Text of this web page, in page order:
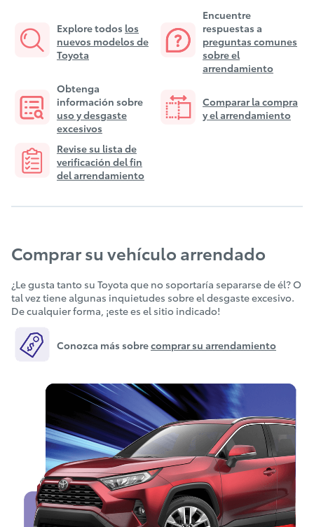
Explore todos los
nuevos modelos de
Toyota
Encuentre
respuestas a
preguntas comunes
sobre el
arrendamiento
Obtenga
información sobre
uso y desgaste
excesivos
Comparar la compra
y el arrendamiento
Revise su lista de
verificación del fin
del arrendamiento
Comprar su vehículo arrendado
¿Le gusta tanto su Toyota que no soportaría separarse de él? O
tal vez tiene algunas inquietudes sobre el desgaste excesivo.
De cualquier forma, ¡este es el sitio indicado!
Conozca más sobrecomprar su arrendamiento